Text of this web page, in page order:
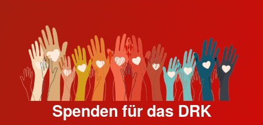
Spenden für das DRK